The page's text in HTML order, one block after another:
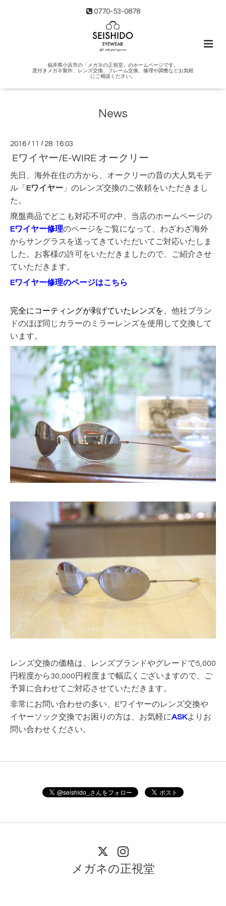
0770-53-0878
福井県小浜市の「メガネの正視堂」のホームページです。
度付きメガネ製作、レンズ交換、フレーム交換、修理や調整などお気軽
にご相談ください。
News
2016 / 11 / 28 16:03
Eワイヤー/E-WIRE オークリー
先日、海外在住の方から、オークリーの昔の大人気モデ
ル「 Eワイヤー 」のレンズ交換のご依頼をいただきまし
た。
廃盤商品でどこも対応不可の中、当店のホームページの
Eワイヤー修理のページをご覧になって、わざわざ海外
からサングラスを送ってきていただいてご対応いたしま
した。 お客様の許可をいただきましたので、ご紹介させ
ていただきます。
Eワイヤー修理のページはこちら
完全にコーティングが剥げていたレンズを、 他社ブラン
ドのほぼ同じカラーのミラーレンズを使用して交換して
います。
レンズ交換の価格は、レンズブランドやグレードで5,000
円程度から30,000円程度まで幅広くございますので、ご
予算に合わせてご対応させていただきます。
非常にお問い合わせの多い、Eワイヤーのレンズ交換や
イヤーソック交換でお困りの方は、お気軽にASKよりお
問い合わせください。
メガネの正視堂